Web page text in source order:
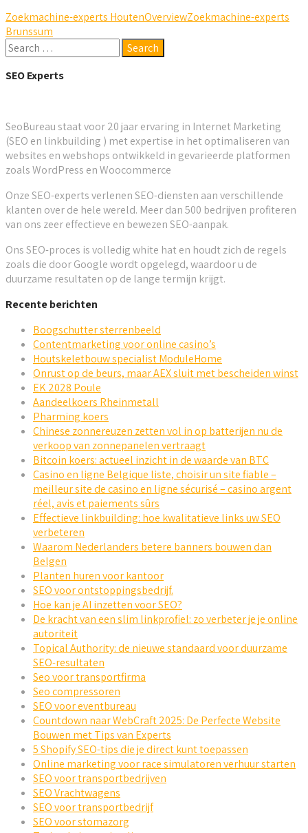
Zoekmachine-experts HoutenOverviewZoekmachine-experts
Brunssum
SEO Experts
SeoBureau staat voor 20 jaar ervaring in Internet Marketing
(SEO en linkbuilding ) met expertise in het optimaliseren van
websites en webshops ontwikkeld in gevarieerde platformen
zoals WordPress en Woocommerce
Onze SEO-experts verlenen SEO-diensten aan verschillende
klanten over de hele wereld. Meer dan 500 bedrijven profiteren
van ons zeer effectieve en bewezen SEO-aanpak.
Ons SEO-proces is volledig white hat en houdt zich de regels
zoals die door Google wordt opgelegd, waardoor u de
duurzame resultaten op de lange termijn krijgt.
Recente berichten
Boogschutter sterrenbeeld
Contentmarketing voor online casino’s
Houtskeletbouw specialist ModuleHome
Onrust op de beurs, maar AEX sluit met bescheiden winst
EK 2028 Poule
Aandeelkoers Rheinmetall
Pharming koers
Chinese zonnereuzen zetten vol in op batterijen nu de
verkoop van zonnepanelen vertraagt
Bitcoin koers: actueel inzicht in de waarde van BTC
Casino en ligne Belgique liste, choisir un site fiable –
meilleur site de casino en ligne sécurisé – casino argent
réel, avis et paiements sûrs
Effectieve linkbuilding: hoe kwalitatieve links uw SEO
verbeteren
Waarom Nederlanders betere banners bouwen dan
Belgen
Planten huren voor kantoor
SEO voor ontstoppingsbedrijf.
Hoe kan je AI inzetten voor SEO?
De kracht van een slim linkprofiel: zo verbeter je je online
autoriteit
Topical Authority: de nieuwe standaard voor duurzame
SEO-resultaten
Seo voor transportfirma
Seo compressoren
SEO voor eventbureau
Countdown naar WebCraft 2025: De Perfecte Website
Bouwen met Tips van Experts
5 Shopify SEO-tips die je direct kunt toepassen
Online marketing voor race simulatoren verhuur starten
SEO voor transportbedrijven
SEO Vrachtwagens
SEO voor transportbedrijf
SEO voor stomazorg